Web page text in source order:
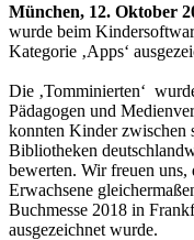
München, 12. Oktober
wurde beim
Kategorie ‚Apps‘
Die ‚Tomminierten‘
Pädagogen und
konnten Kinder zwischen
Bibliotheken
bewerten. Wir freuen uns,
Erwachsene
Buchmesse 2018 in
ausgezeichnet wurde.